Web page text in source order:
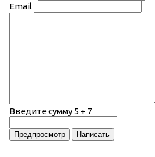
Email
Введите сумму 5 + 7